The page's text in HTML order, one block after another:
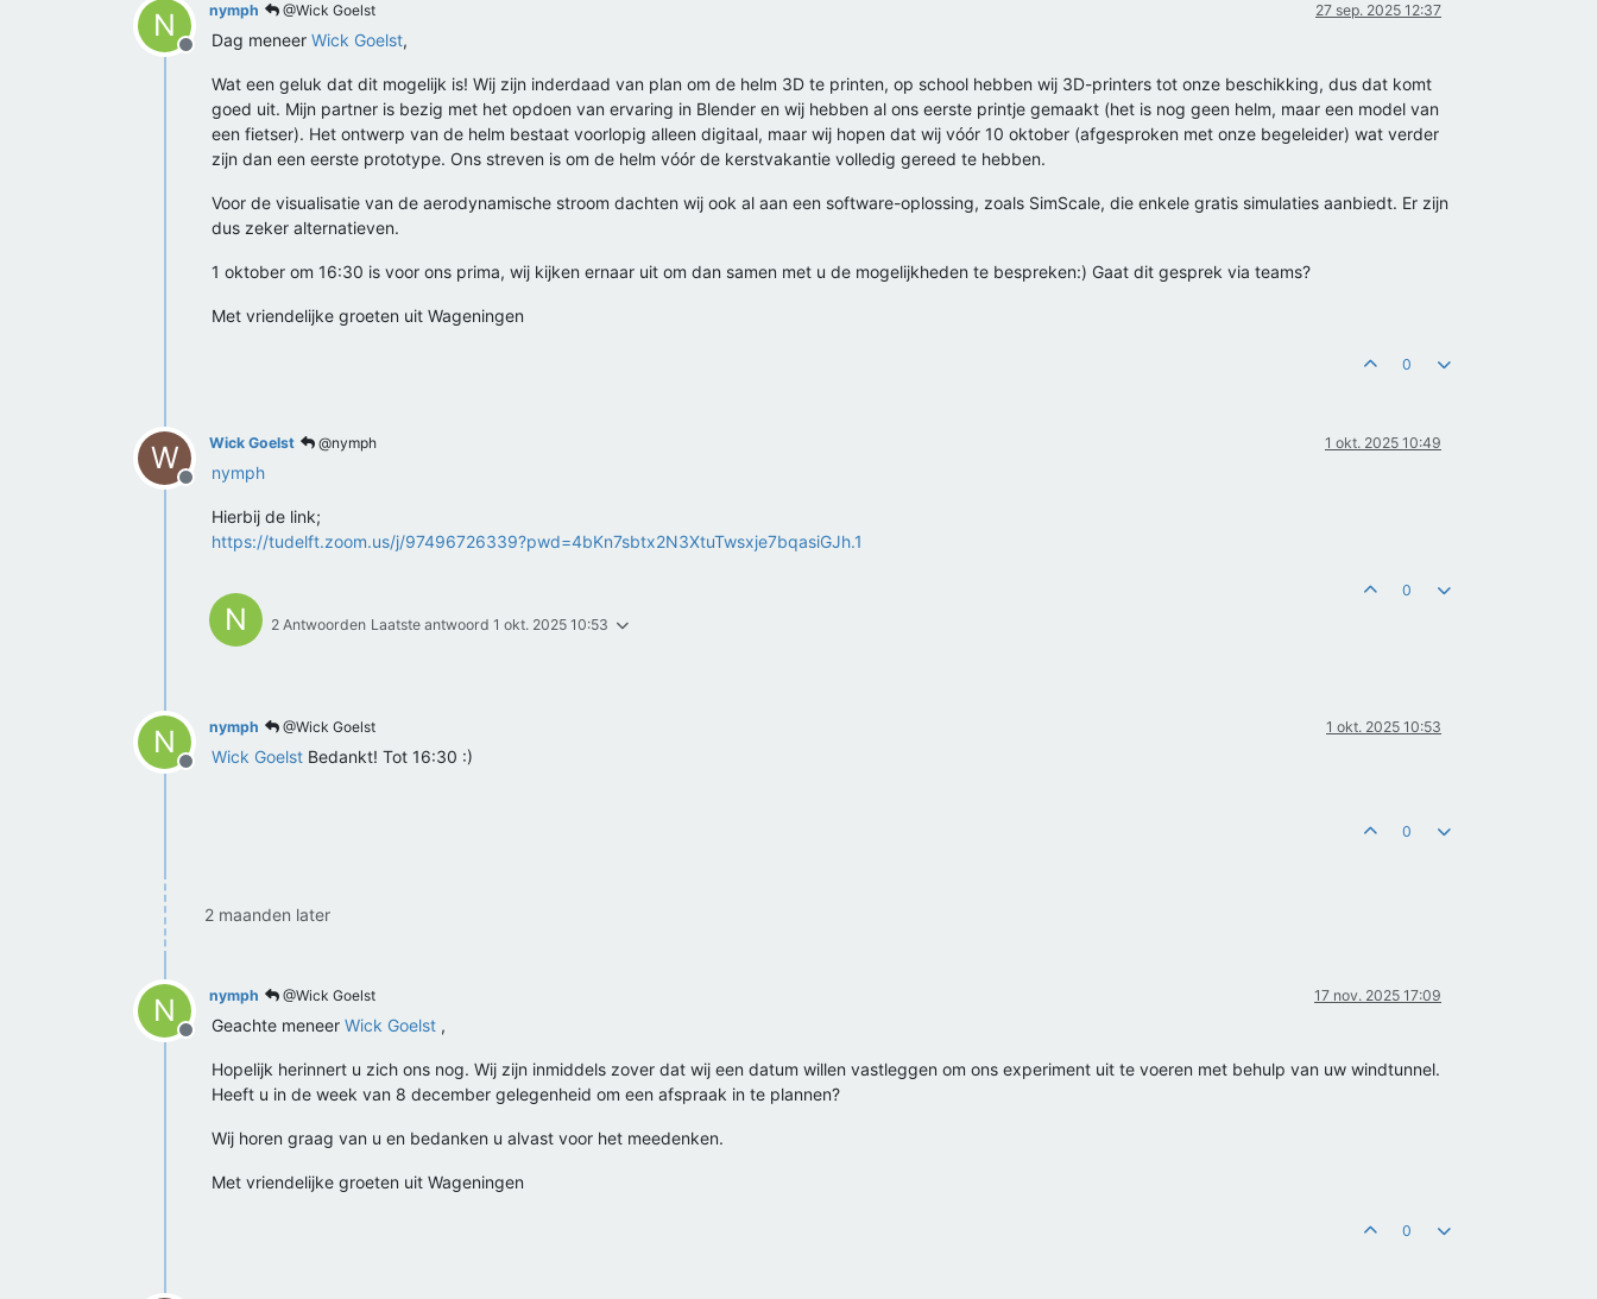
N
Offline
nymph @Wick Goelst 27 sep. 2025 12:37
Dag meneer Wick Goelst,
Wat een geluk dat dit mogelijk is! Wij zijn inderdaad van plan om de helm 3D te printen, op school hebben wij 3D-printers tot onze beschikking, dus dat komt
goed uit. Mijn partner is bezig met het opdoen van ervaring in Blender en wij hebben al ons eerste printje gemaakt (het is nog geen helm, maar een model van
een fietser). Het ontwerp van de helm bestaat voorlopig alleen digitaal, maar wij hopen dat wij vóór 10 oktober (afgesproken met onze begeleider) wat verder
zijn dan een eerste prototype. Ons streven is om de helm vóór de kerstvakantie volledig gereed te hebben.
Voor de visualisatie van de aerodynamische stroom dachten wij ook al aan een software-oplossing, zoals SimScale, die enkele gratis simulaties aanbiedt. Er zijn
dus zeker alternatieven.
1 oktober om 16:30 is voor ons prima, wij kijken ernaar uit om dan samen met u de mogelijkheden te bespreken:) Gaat dit gesprek via teams?
Met vriendelijke groeten uit Wageningen
0
W
Offline
Wick Goelst @nymph 1 okt. 2025 10:49
nymph
Hierbij de link;
https://tudelft.zoom.us/j/97496726339?pwd=4bKn7sbtx2N3XtuTwsxje7bqasiGJh.1
N 2 Antwoorden Laatste antwoord 1 okt. 2025 10:53
0
N
Offline
nymph @Wick Goelst 1 okt. 2025 10:53
Wick Goelst Bedankt! Tot 16:30 :)
0
2 maanden later
N
Offline
nymph @Wick Goelst 17 nov. 2025 17:09
Geachte meneer Wick Goelst ,
Hopelijk herinnert u zich ons nog. Wij zijn inmiddels zover dat wij een datum willen vastleggen om ons experiment uit te voeren met behulp van uw windtunnel.
Heeft u in de week van 8 december gelegenheid om een afspraak in te plannen?
Wij horen graag van u en bedanken u alvast voor het meedenken.
Met vriendelijke groeten uit Wageningen
0